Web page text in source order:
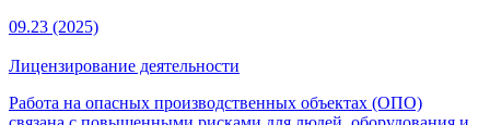
09.23 (2025)
Лицензирование деятельности
Работа на опасных производственных объектах (ОПО)